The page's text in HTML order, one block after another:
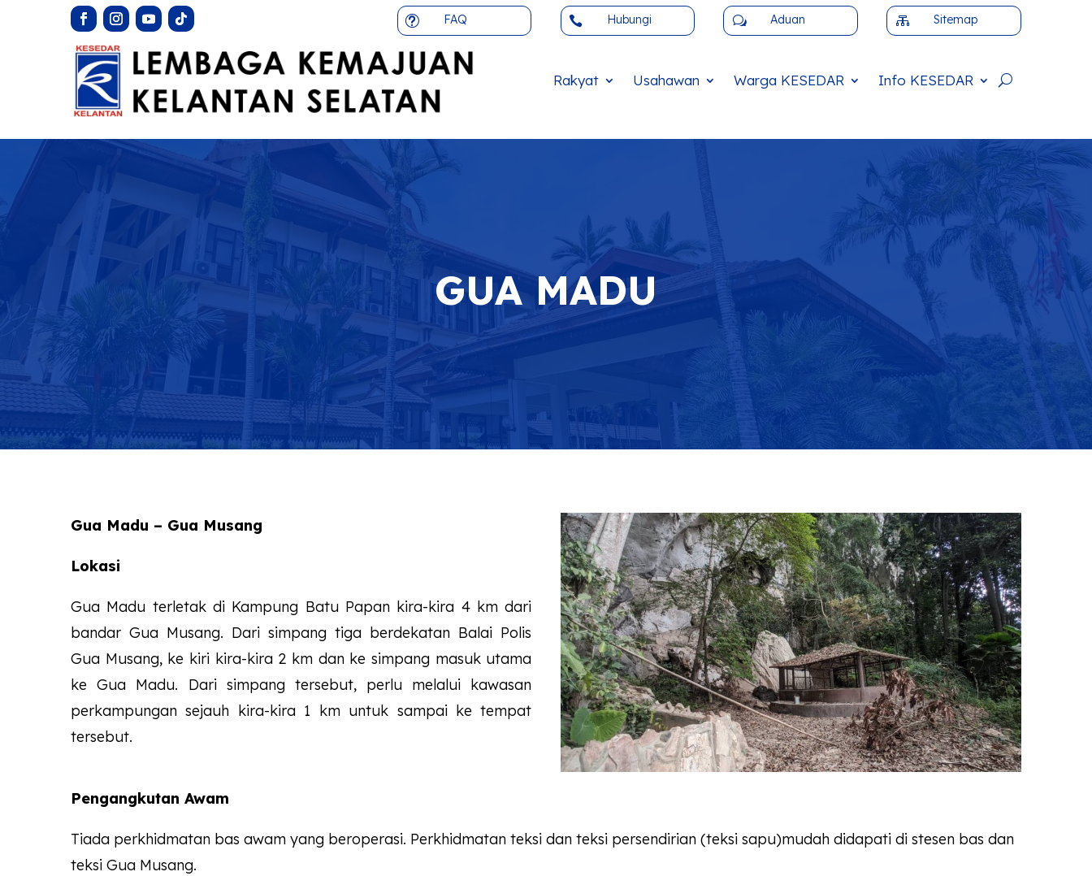
t FAQ  Hubungi w Aduan  Sitemap
Rakyat Usahawan Warga KESEDAR Info KESEDAR
GUA MADU
Gua Madu – Gua Musang
Lokasi
Gua Madu terletak di Kampung Batu Papan kira-kira 4 km dari
bandar Gua Musang. Dari simpang tiga berdekatan Balai Polis
Gua Musang, ke kiri kira-kira 2 km dan ke simpang masuk utama
ke Gua Madu. Dari simpang tersebut, perlu melalui kawasan
perkampungan sejauh kira-kira 1 km untuk sampai ke tempat
tersebut.
Pengangkutan Awam
Tiada perkhidmatan bas awam yang beroperasi. Perkhidmatan teksi dan teksi persendirian (teksi sapu)mudah didapati di stesen bas dan
teksi Gua Musang.